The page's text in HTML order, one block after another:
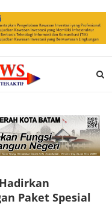
Paket Spesial